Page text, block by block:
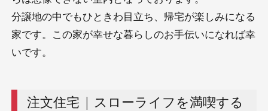
分譲地の中でもひときわ目立ち、帰宅が楽しみになる
家です。この家が幸せな暮らしのお手伝いになれば幸
いです。
注文住宅 | スローライフを満喫する